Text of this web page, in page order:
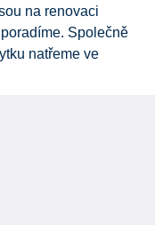
na renovaci
Společně
natřeme ve